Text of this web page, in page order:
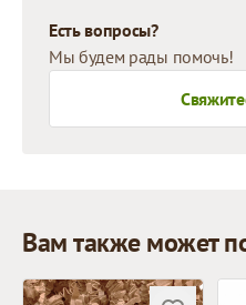
Есть вопросы?
Мы будем рады помочь!
Вам также может